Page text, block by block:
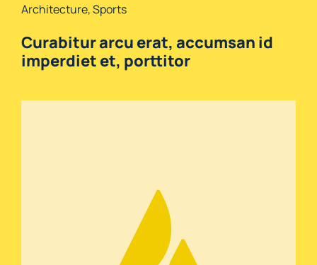
Architecture,Sports
Curabitur arcu erat, accumsan id
imperdiet et, porttitor